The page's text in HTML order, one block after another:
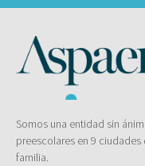
Somos una entidad sin
preescolares en 9
familia.